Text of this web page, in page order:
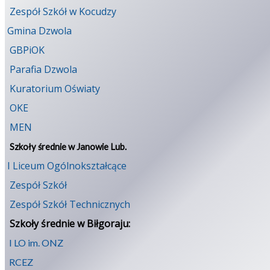
Zespół Szkół w Kocudzy
Gmina Dzwola
GBPiOK
Parafia Dzwola
Kuratorium Oświaty
OKE
MEN
Szkoły średnie w Janowie Lub.
I Liceum Ogólnokształcące
Zespół Szkół
Zespół Szkół Technicznych
Szkoły średnie w Biłgoraju:
I LO im. ONZ
RCEZ